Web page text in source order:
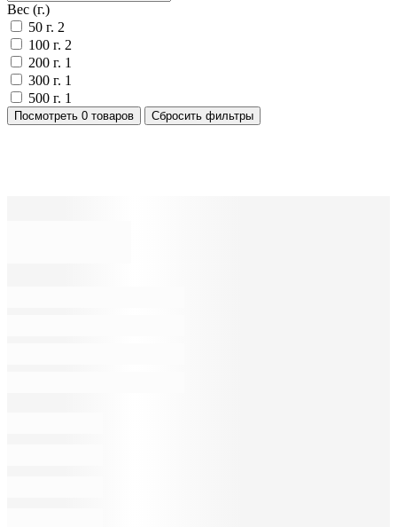
Вес (г.)
50 г. 2
100 г. 2
200 г. 1
300 г. 1
500 г. 1
Посмотреть 0 товаров Сбросить фильтры